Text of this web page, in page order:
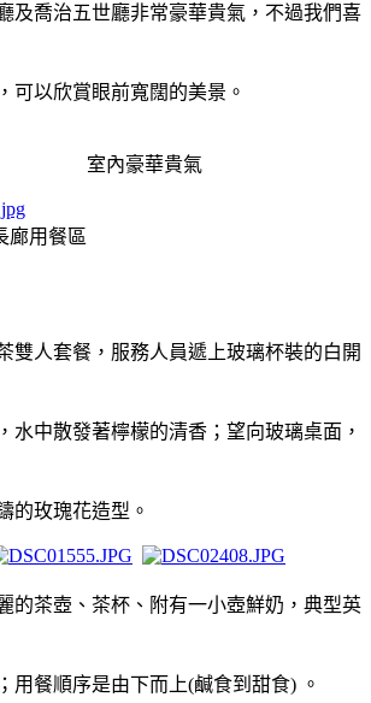
及喬治五世廳非常豪華貴氣，不過我們喜
可以欣賞眼前寬闊的美景。
華貴氣
餐區
雙人套餐，服務人員遞上玻璃杯裝的白開
水中散發著檸檬的清香；望向玻璃桌面，
的玫瑰花造型。
的茶壺、茶杯、附有一小壺鮮奶， 典型英
用餐順序是由下而上(鹹食到甜食) 。